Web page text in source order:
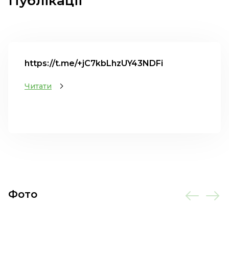
https://t.me/+jC7kbLhzUY43NDFi
Читати
Фото